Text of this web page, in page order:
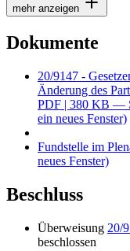
mehr anzeigen
Dokumente
20/9147 -
Änderung des
PDF | 380 KB —
ein neues Fenster)
Fundstelle im
neues Fenster)
Beschluss
Überweisung 20/
beschlossen